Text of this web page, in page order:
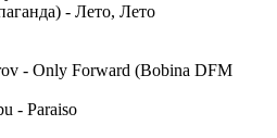
- Лето, Лето
- Only Forward (Bobina DFM
- Paraiso